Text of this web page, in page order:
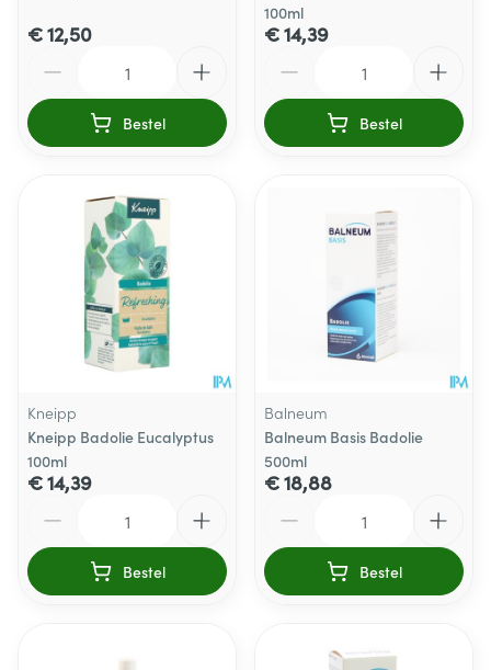
€ 12,50
Bestel
100ml
€ 14,39
Bestel
Kneipp
Kneipp Badolie Eucalyptus
100ml
€ 14,39
Bestel
Balneum
Balneum Basis Badolie
500ml
€ 18,88
Bestel